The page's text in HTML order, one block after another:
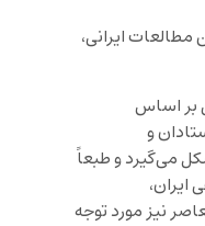
ایرانی،
بر اساس
و
می‌گیرد و طبعاً
نیز مورد توجه